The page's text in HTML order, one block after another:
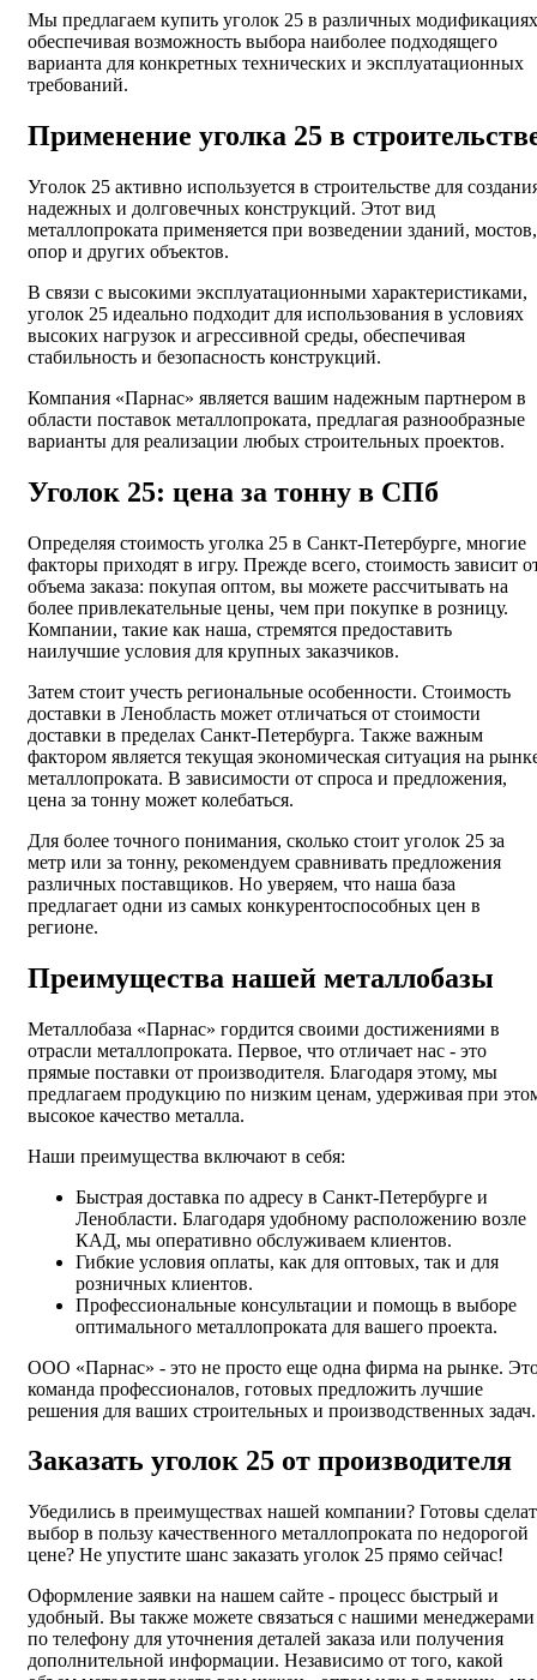
Мы предлагаем купить уголок 25 в различных
обеспечивая возможность выбора наиболее подходящего
варианта для конкретных технических и эксплуатационных
требований.
Применение уголка 25 в
Уголок 25 активно используется в строительстве для
надежных и долговечных конструкций. Этот вид
металлопроката применяется при возведении зданий, мостов,
опор и других объектов.
В связи с высокими эксплуатационными характеристиками,
уголок 25 идеально подходит для использования в условиях
высоких нагрузок и агрессивной среды, обеспечивая
стабильность и безопасность конструкций.
Компания «Парнас» является вашим надежным партнером в
области поставок металлопроката, предлагая разнообразные
варианты для реализации любых строительных проектов.
Уголок 25: цена за тонну в СПб
Определяя стоимость уголка 25 в Санкт-Петербурге, многие
факторы приходят в игру. Прежде всего, стоимость зависит
объема заказа: покупая оптом, вы можете рассчитывать на
более привлекательные цены, чем при покупке в розницу.
Компании, такие как наша, стремятся предоставить
наилучшие условия для крупных заказчиков.
Затем стоит учесть региональные особенности. Стоимость
доставки в Ленобласть может отличаться от стоимости
доставки в пределах Санкт-Петербурга. Также важным
фактором является текущая экономическая ситуация на
металлопроката. В зависимости от спроса и предложения,
цена за тонну может колебаться.
Для более точного понимания, сколько стоит уголок 25 за
метр или за тонну, рекомендуем сравнивать предложения
различных поставщиков. Но уверяем, что наша база
предлагает одни из самых конкурентоспособных цен в
регионе.
Преимущества нашей металлобазы
Металлобаза «Парнас» гордится своими достижениями в
отрасли металлопроката. Первое, что отличает нас - это
прямые поставки от производителя. Благодаря этому, мы
предлагаем продукцию по низким ценам, удерживая при
высокое качество металла.
Наши преимущества включают в себя:
Быстрая доставка по адресу в Санкт-Петербурге и
Ленобласти. Благодаря удобному расположению возле
КАД, мы оперативно обслуживаем клиентов.
Гибкие условия оплаты, как для оптовых, так и для
розничных клиентов.
Профессиональные консультации и помощь в выборе
оптимального металлопроката для вашего проекта.
ООО «Парнас» - это не просто еще одна фирма на рынке.
команда профессионалов, готовых предложить лучшие
решения для ваших строительных и производственных задач.
Заказать уголок 25 от производителя
Убедились в преимуществах нашей компании? Готовы
выбор в пользу качественного металлопроката по недорогой
цене? Не упустите шанс заказать уголок 25 прямо сейчас!
Оформление заявки на нашем сайте - процесс быстрый и
удобный. Вы также можете связаться с нашими менеджерами
по телефону для уточнения деталей заказа или получения
дополнительной информации. Независимо от того, какой